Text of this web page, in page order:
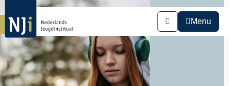
Overslaan
en
naar
de
inhoud
gaan
Zoeken
Menu